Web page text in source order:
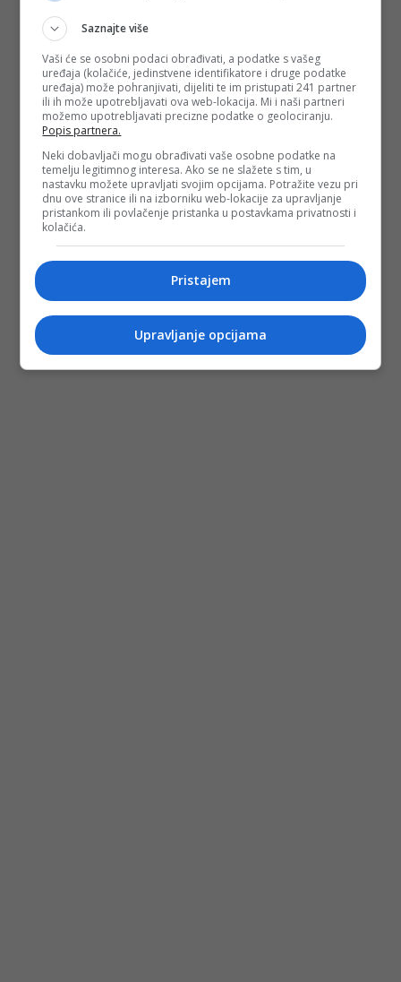
Saznajte više
Vaši će se osobni podaci obrađivati, a podatke s vašeg
uređaja (kolačiće, jedinstvene identifikatore i druge podatke
uređaja) može pohranjivati, dijeliti te im pristupati 241 partner
ili ih može upotrebljavati ova web-lokacija. Mi i naši partneri
možemo upotrebljavati precizne podatke o geolociranju.
Popis partnera.
Neki dobavljači mogu obrađivati vaše osobne podatke na
temelju legitimnog interesa. Ako se ne slažete s tim, u
nastavku možete upravljati svojim opcijama. Potražite vezu pri
dnu ove stranice ili na izborniku web-lokacije za upravljanje
pristankom ili povlačenje pristanka u postavkama privatnosti i
kolačića.
Pristajem
Upravljanje opcijama